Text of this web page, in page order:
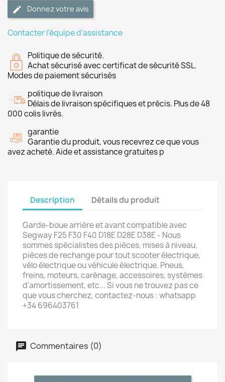
Donnez votre avis
Contacter l'équipe d'assistance
Politique de sécurité.
Achat sécurisé avec certificat de sécurité SSL.
Modes de paiement sécurisés
politique de livraison
Délais de livraison spécifiques et précis. Plus de 48
000 colis livrés.
garantie
Garantie du produit, vous recevrez ce que vous
avez acheté. Aide et assistance gratuites p
Description Détails du produit
Garde-boue arrière et avant compatible avec
Segway F25 F30 F40 D18E D28E D38E - Nous
sommes spécialistes des pièces, mises à niveau,
pièces de rechange pour tout scooter électrique,
vélo électrique ou véhicule électrique. Pneus,
freins, moteurs, carénage, accessoires, systèmes
d'amortissement, etc... Si vous ne trouvez pas ce
que vous cherchez, contactez-nous : whatsapp
+34 696403761
Commentaires (0)